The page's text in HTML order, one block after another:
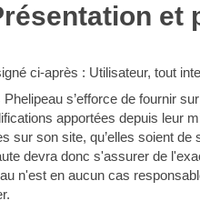
et
ci-après : Utilisateur, tout
Phelipeau s’efforce de fournir
apportées depuis leur
sur son site, qu’elles soient
devra donc s'assurer de
n'est en aucun cas